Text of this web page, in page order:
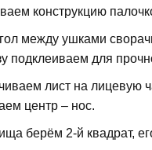
конструкцию
между ушками
подклеиваем для
лист на лицевую
центр – нос.
берём 2-й квадрат,